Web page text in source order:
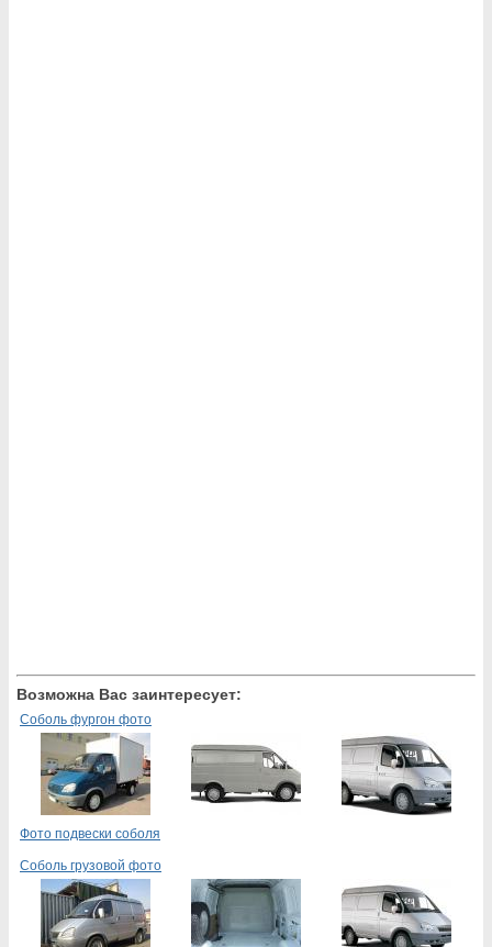
Возможна Вас заинтересует:
Соболь фургон фото
Фото подвески соболя
Соболь грузовой фото